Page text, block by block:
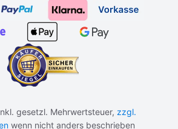
gesetzl. Mehrwertsteuer, zzgl.
wenn nicht anders beschrieben